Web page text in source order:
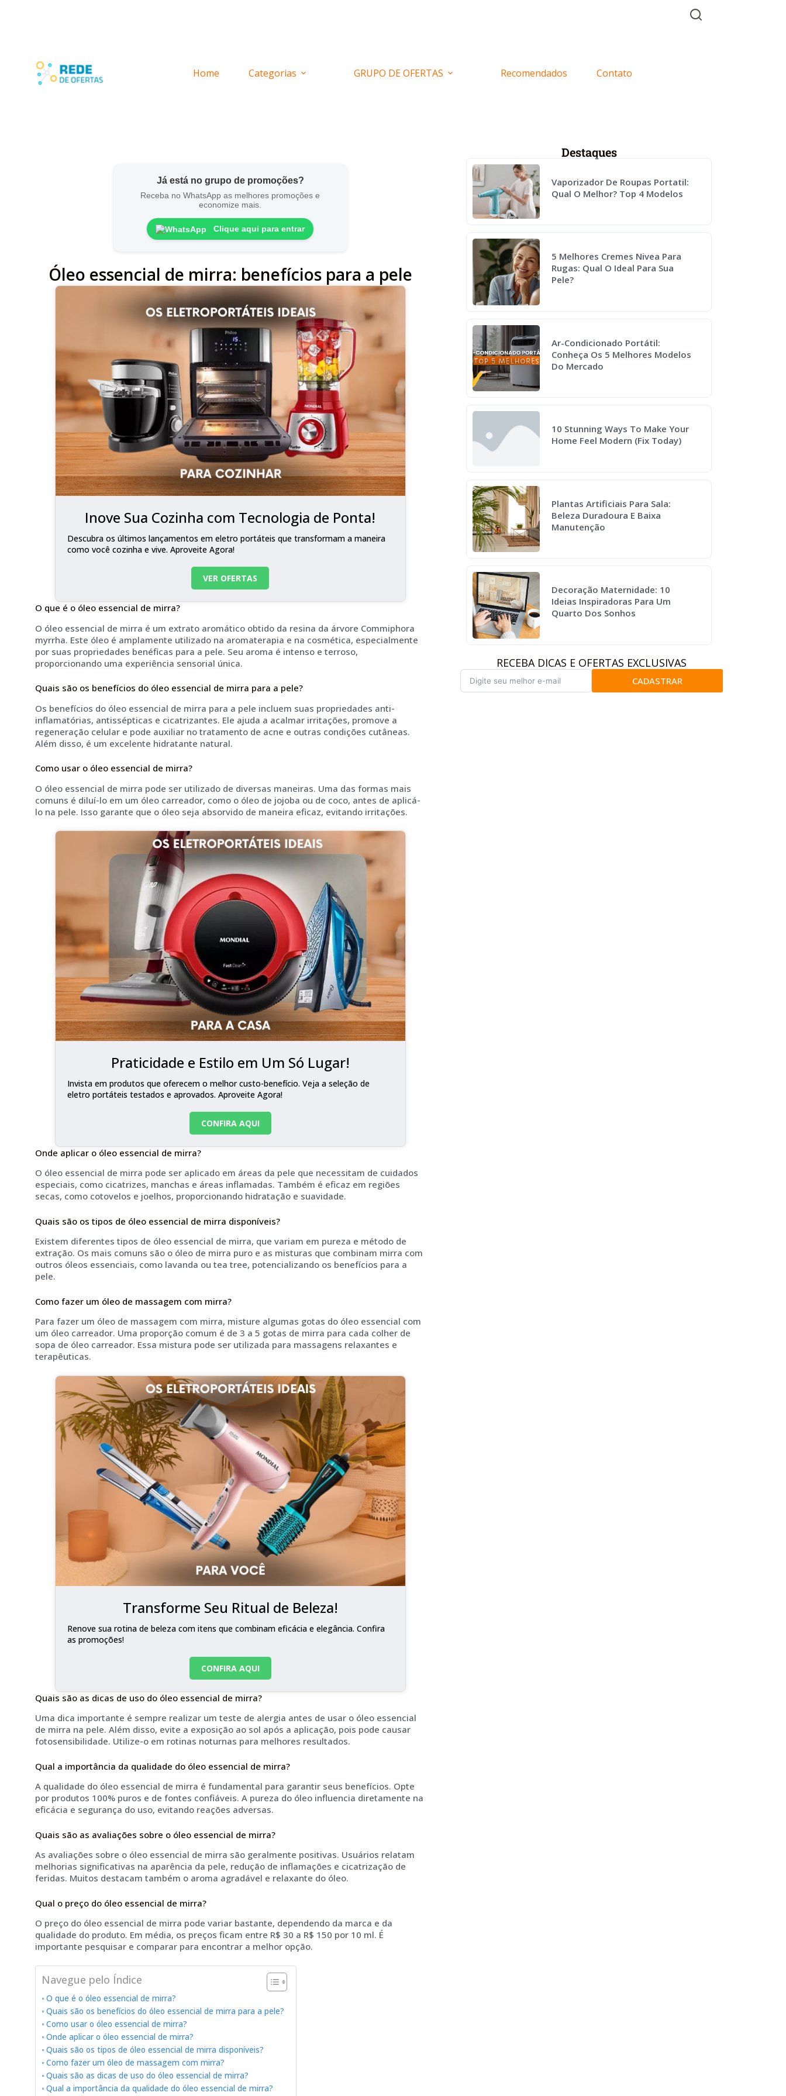
Home Categorias GRUPO DE OFERTAS Recomendados Contato
Já está no grupo de promoções?
Receba no WhatsApp as melhores promoções e
economize mais.
Clique aqui para entrar
Óleo essencial de mirra: benefícios para a pele
Inove Sua Cozinha com Tecnologia de Ponta!
Descubra os últimos lançamentos em eletro portáteis que transformam a maneira
como você cozinha e vive. Aproveite Agora!
VER OFERTAS
O que é o óleo essencial de mirra?
O óleo essencial de mirra é um extrato aromático obtido da resina da árvore Commiphora
myrrha. Este óleo é amplamente utilizado na aromaterapia e na cosmética, especialmente
por suas propriedades benéficas para a pele. Seu aroma é intenso e terroso,
proporcionando uma experiência sensorial única.
Quais são os benefícios do óleo essencial de mirra para a pele?
Os benefícios do óleo essencial de mirra para a pele incluem suas propriedades anti-
inflamatórias, antissépticas e cicatrizantes. Ele ajuda a acalmar irritações, promove a
regeneração celular e pode auxiliar no tratamento de acne e outras condições cutâneas.
Além disso, é um excelente hidratante natural.
Como usar o óleo essencial de mirra?
O óleo essencial de mirra pode ser utilizado de diversas maneiras. Uma das formas mais
comuns é diluí-lo em um óleo carreador, como o óleo de jojoba ou de coco, antes de aplicá-
lo na pele. Isso garante que o óleo seja absorvido de maneira eficaz, evitando irritações.
Praticidade e Estilo em Um Só Lugar!
Invista em produtos que oferecem o melhor custo-benefício. Veja a seleção de
eletro portáteis testados e aprovados. Aproveite Agora!
CONFIRA AQUI
Onde aplicar o óleo essencial de mirra?
O óleo essencial de mirra pode ser aplicado em áreas da pele que necessitam de cuidados
especiais, como cicatrizes, manchas e áreas inflamadas. Também é eficaz em regiões
secas, como cotovelos e joelhos, proporcionando hidratação e suavidade.
Quais são os tipos de óleo essencial de mirra disponíveis?
Existem diferentes tipos de óleo essencial de mirra, que variam em pureza e método de
extração. Os mais comuns são o óleo de mirra puro e as misturas que combinam mirra com
outros óleos essenciais, como lavanda ou tea tree, potencializando os benefícios para a
pele.
Como fazer um óleo de massagem com mirra?
Para fazer um óleo de massagem com mirra, misture algumas gotas do óleo essencial com
um óleo carreador. Uma proporção comum é de 3 a 5 gotas de mirra para cada colher de
sopa de óleo carreador. Essa mistura pode ser utilizada para massagens relaxantes e
terapêuticas.
Transforme Seu Ritual de Beleza!
Renove sua rotina de beleza com itens que combinam eficácia e elegância. Confira
as promoções!
CONFIRA AQUI
Quais são as dicas de uso do óleo essencial de mirra?
Uma dica importante é sempre realizar um teste de alergia antes de usar o óleo essencial
de mirra na pele. Além disso, evite a exposição ao sol após a aplicação, pois pode causar
fotosensibilidade. Utilize-o em rotinas noturnas para melhores resultados.
Qual a importância da qualidade do óleo essencial de mirra?
A qualidade do óleo essencial de mirra é fundamental para garantir seus benefícios. Opte
por produtos 100% puros e de fontes confiáveis. A pureza do óleo influencia diretamente na
eficácia e segurança do uso, evitando reações adversas.
Quais são as avaliações sobre o óleo essencial de mirra?
As avaliações sobre o óleo essencial de mirra são geralmente positivas. Usuários relatam
melhorias significativas na aparência da pele, redução de inflamações e cicatrização de
feridas. Muitos destacam também o aroma agradável e relaxante do óleo.
Qual o preço do óleo essencial de mirra?
O preço do óleo essencial de mirra pode variar bastante, dependendo da marca e da
qualidade do produto. Em média, os preços ficam entre R$ 30 a R$ 150 por 10 ml. É
importante pesquisar e comparar para encontrar a melhor opção.
Navegue pelo Índice
O que é o óleo essencial de mirra?
Quais são os benefícios do óleo essencial de mirra para a pele?
Como usar o óleo essencial de mirra?
Onde aplicar o óleo essencial de mirra?
Quais são os tipos de óleo essencial de mirra disponíveis?
Como fazer um óleo de massagem com mirra?
Quais são as dicas de uso do óleo essencial de mirra?
Qual a importância da qualidade do óleo essencial de mirra?
Destaques
Vaporizador De Roupas Portatil:
Qual O Melhor? Top 4 Modelos
5 Melhores Cremes Nivea Para
Rugas: Qual O Ideal Para Sua
Pele?
Ar-Condicionado Portátil:
Conheça Os 5 Melhores Modelos
Do Mercado
10 Stunning Ways To Make Your
Home Feel Modern (Fix Today)
Plantas Artificiais Para Sala:
Beleza Duradoura E Baixa
Manutenção
Decoração Maternidade: 10
Ideias Inspiradoras Para Um
Quarto Dos Sonhos
RECEBA DICAS E OFERTAS EXCLUSIVAS
CADASTRAR